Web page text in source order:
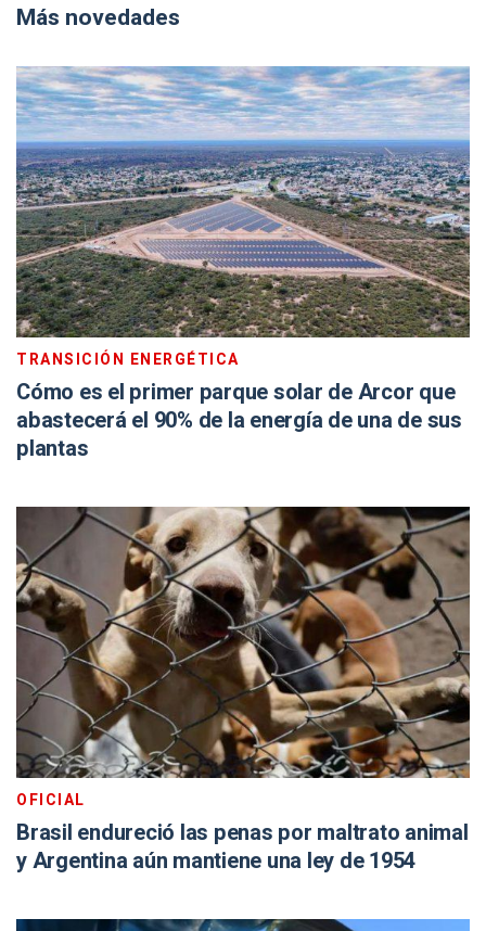
Más novedades
TRANSICIÓN ENERGÉTICA
Cómo es el primer parque solar de Arcor que
abastecerá el 90% de la energía de una de sus
plantas
OFICIAL
Brasil endureció las penas por maltrato animal
y Argentina aún mantiene una ley de 1954